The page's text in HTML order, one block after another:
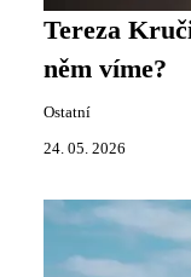
Tereza
něm víme?
Ostatní
24. 05. 2026